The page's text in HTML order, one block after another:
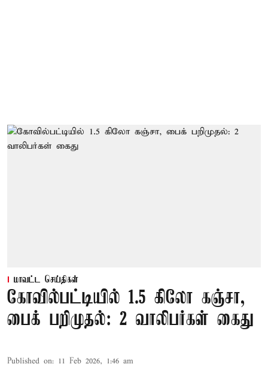
மாவட்ட செய்திகள்
கோவில்பட்டியில் 1.5 கிலோ கஞ்சா,
பைக் பறிமுதல்: 2 வாலிபர்கள் கைது
Published on: 11 Feb 2026, 1:46 am